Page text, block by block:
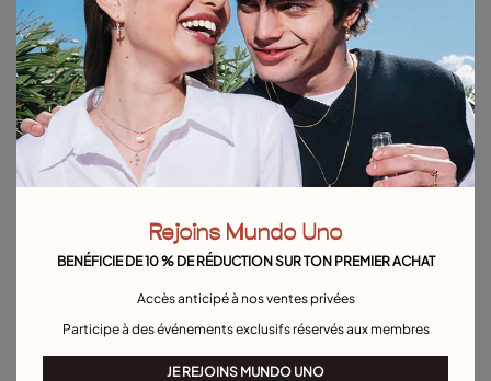
Guide des tailles et des ajustements
Explorez d'autres catégories Colliers
Colliers en argent Colliers en or Colliers en cuir
Colliers de perles Chaînes Colliers Multirangs
Colliers Courts Colliers boules
Colliers à pendentif Colliers en forme de cœur
Colliers de personnalisation Pour occasions spéciales
Best sellers colliers
Rejoins Mundo Uno
BENÉFICIE DE 10 % DE RÉDUCTION SUR TON PREMIER ACHAT
Accès anticipé à nos ventes privées
Participe à des événements exclusifs réservés aux membres
JE REJOINS MUNDO UNO